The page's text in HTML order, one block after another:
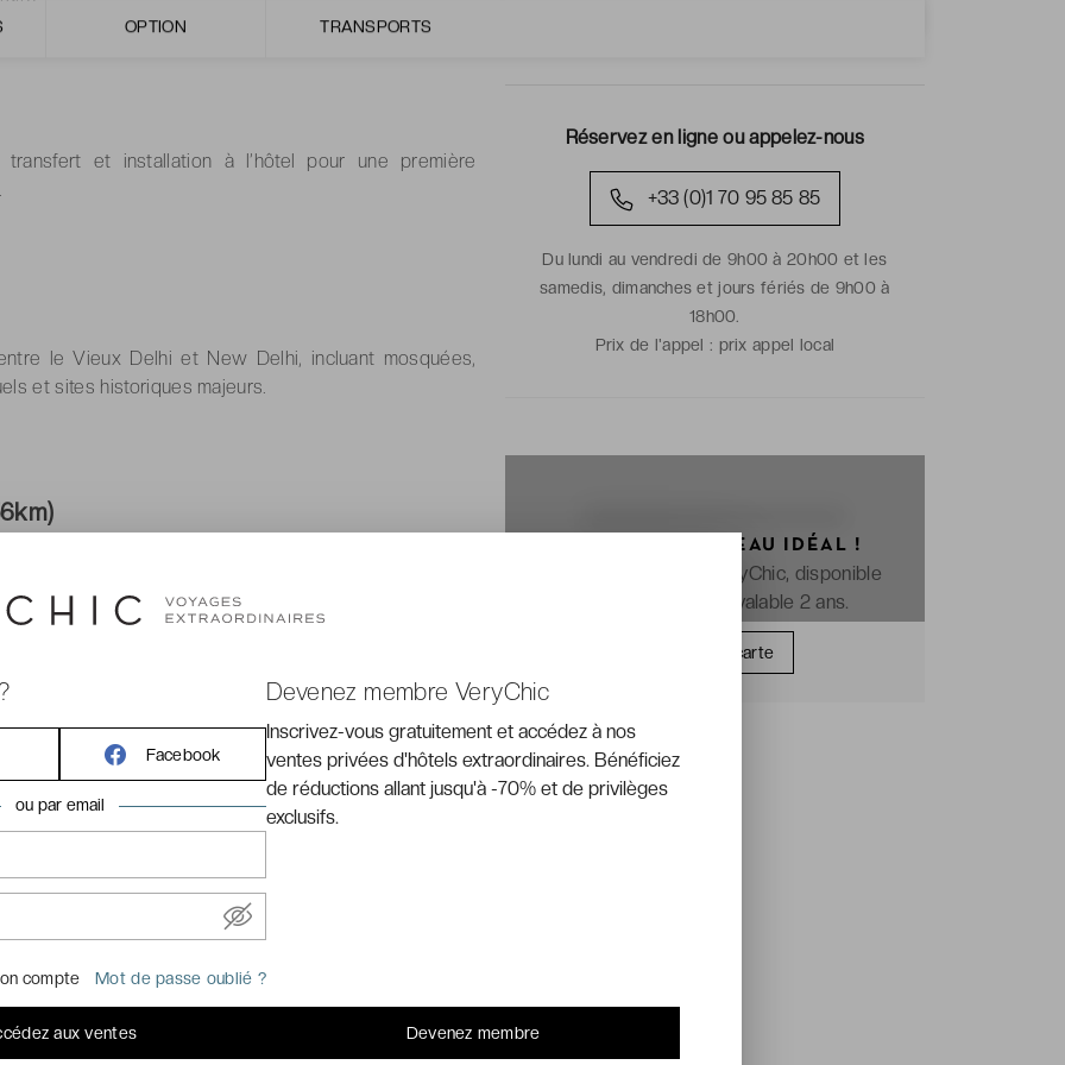
OPTION TRANSPORTS
itinéraire en détail.
et installation à l’hôtel pour une première
le Vieux Delhi et New Delhi, incluant mosquées,
et sites historiques majeurs.
ville rose du Rajasthan, avec premières visites
en fin de journée.
la visite du Fort d’Amber, du Palais des Vents, de
du Maharaja.
installation à l’hôtel et visite du fort historique et du
Réservez en ligne ou appelez-nous
+33 (0)1 70 95 85 85
Du lundi au vendredi de 9h00 à 20h00 et les
samedis, dimanches et jours fériés de 9h00 à
18h00.
Prix de l'appel : prix appel local
OFFREZ LE CADEAU IDÉAL !
La e-carte cadeau VeryChic, disponible
immédiatement et valable 2 ans.
Offrir une carte
Facebook
ou par email
compte Mot de passe oublié ?
aux ventes
Devenez membre VeryChic
Inscrivez-vous gratuitement et accédez à nos
ventes privées d'hôtels extraordinaires. Bénéficiez
de réductions allant jusqu'à -70% et de privilèges
exclusifs.
Devenez membre